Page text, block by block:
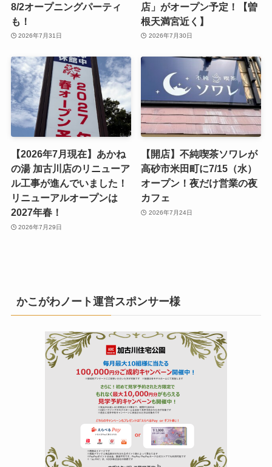
8/2オープニングパーティ
も！
2026年7月31日
店」がオープン予定！【曽
根天満宮近く】
2026年7月30日
【2026年7月現在】あかね
の湯 加古川店のリニューア
ル工事が進んでいました！
リニューアルオープンは
2027年春！
2026年7月29日
【開店】不純喫茶ソワレが
高砂市米田町に7/15（水）
オープン！夜だけ営業の夜
カフェ
2026年7月24日
かこがわノート運営スポンサー様